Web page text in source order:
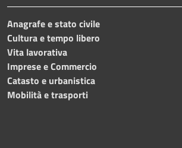
Anagrafe e stato civile
Cultura e tempo libero
Vita lavorativa
Imprese e Commercio
Catasto e urbanistica
Mobilità e trasporti